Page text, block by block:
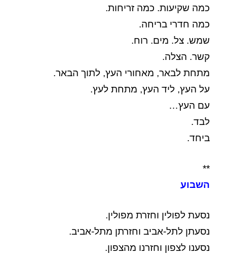
כמה שקיעות. כמה זריחות.
כמה חדרי בריחה.
שמש. צל. מים. רוח.
קשר. הצלה.
מתחת לבאר, מאחורי העץ, לתוך הבאר.
על העץ, ליד העץ, מתחת לעץ.
עם העץ…
לבד.
ביחד.
**
השבוע
נסעת לפולין וחזרת מפולין.
נסעתן לתל-אביב וחזרתן מתל-אביב.
נסענו לצפון וחזרנו מהצפון.